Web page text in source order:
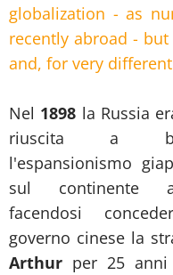
globalization - as
recently abroad -
and, for very
Nel 1898 la Russia
riuscita a
l'espansionismo
sul continente
facendosi
governo cinese la
Arthur per 25 anni